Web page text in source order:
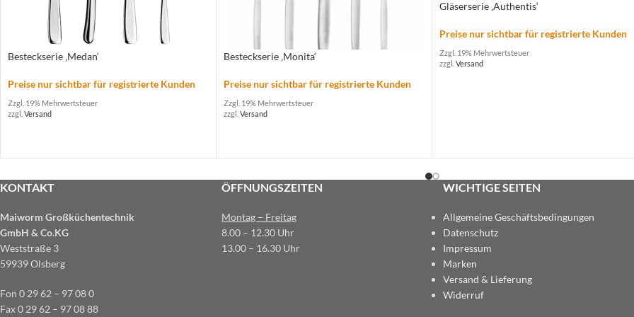
Besteckserie ‚Medan‘
Preise nur sichtbar für registrierte Kunden
Zzgl. 19% Mehrwertsteuer
zzgl. Versand
Besteckserie ‚Monita‘
Preise nur sichtbar für registrierte Kunden
Zzgl. 19% Mehrwertsteuer
zzgl. Versand
Gläserserie ‚Authentis‘
Preise nur sichtbar für registrierte Kunden
Zzgl. 19% Mehrwertsteuer
zzgl. Versand
KONTAKT
Maiworm Großküchentechnik
GmbH & Co.KG
Weststraße 3
59939 Olsberg
Fon 0 29 62 – 97 08 0
Fax 0 29 62 – 97 08 88
ÖFFNUNGSZEITEN
Montag – Freitag
8.00 – 12.30 Uhr
13.00 – 16.30 Uhr
WICHTIGE SEITEN
Allgemeine Geschäftsbedingungen
Datenschutz
Impressum
Marken
Versand & Lieferung
Widerruf